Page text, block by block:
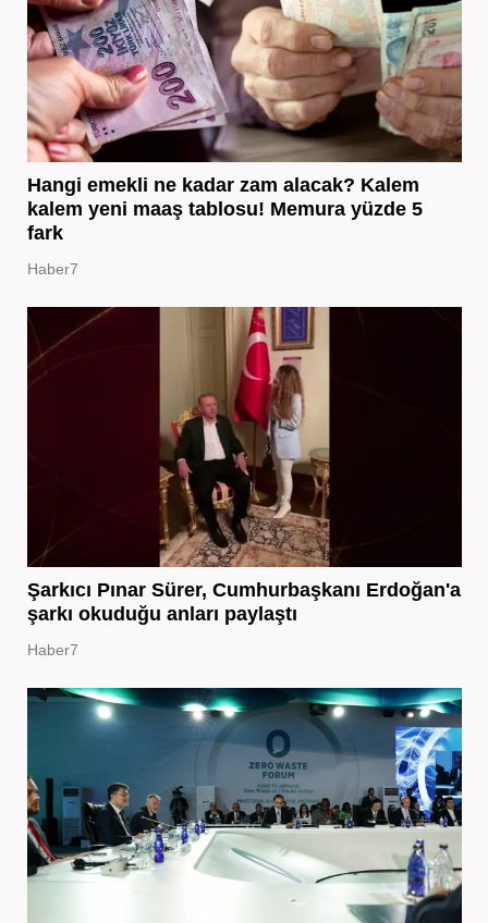
Hangi emekli ne kadar zam alacak? Kalem
kalem yeni maaş tablosu! Memura yüzde 5
fark
Haber7
Şarkıcı Pınar Sürer, Cumhurbaşkanı Erdoğan'a
şarkı okuduğu anları paylaştı
Haber7